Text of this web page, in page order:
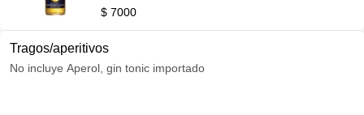
$ 7000
Tragos/aperitivos
No incluye Aperol, gin tonic importado